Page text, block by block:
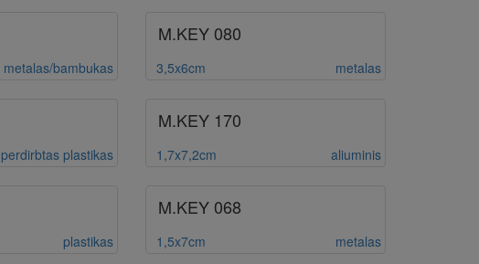
metalas/bambukas
M.KEY 080
3,5x6cm metalas
perdirbtas plastikas
M.KEY 170
1,7x7,2cm aliuminis
plastikas
M.KEY 068
1,5x7cm metalas